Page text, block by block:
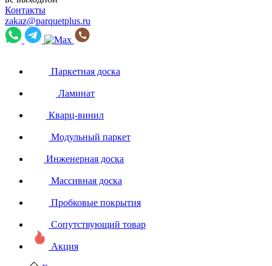
Контакты
zakaz@parquetplus.ru
Паркетная доска
Ламинат
Кварц-винил
Модульный паркет
Инженерная доска
Массивная доска
Пробковые покрытия
Сопутствующий товар
Акция